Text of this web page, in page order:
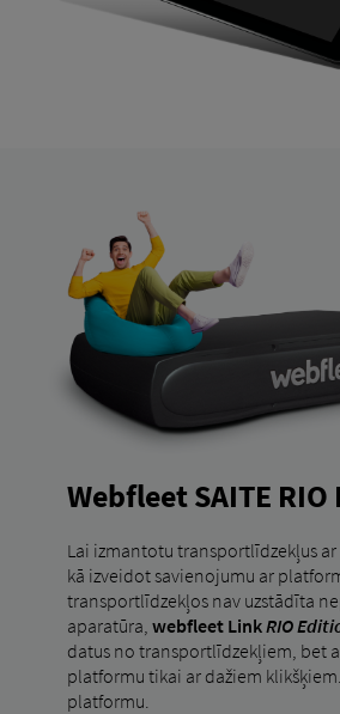
Webfleet SAITE
Lai izmantotu transportlīdzekļus ar
kā izveidot savienojumu ar
transportlīdzekļos nav uzstādīta
aparatūra, webfleet Link RIO
datus no transportlīdzekļiem, bet
platformu tikai ar dažiem
platformu.